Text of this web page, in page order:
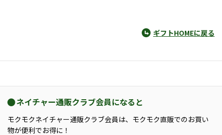
ギフトHOMEに戻る
ネイチャー通販クラブ会員になると
モクモクネイチャー通販クラブ会員は、モクモク直販でのお買い
物が便利でお得に！